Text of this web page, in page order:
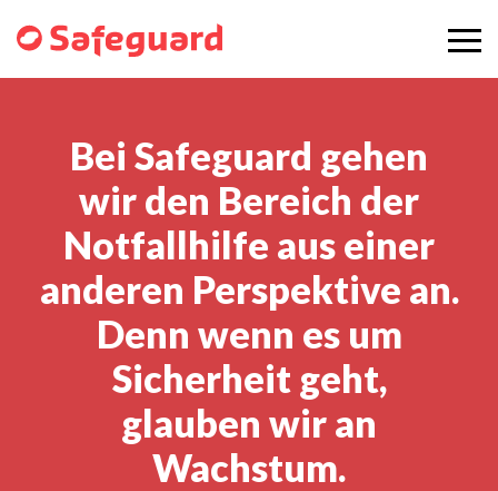
Bei Safeguard gehen
wir den Bereich der
Notfallhilfe aus einer
anderen Perspektive an.
Denn wenn es um
Sicherheit geht,
glauben wir an
Wachstum.